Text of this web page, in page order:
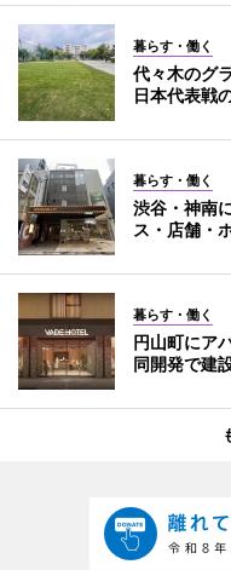
暮らす・働く
代々木のグ
日本代表戦
暮らす・働く
渋谷・神南
ス・店舗・
暮らす・働く
円山町にア
同開発で建